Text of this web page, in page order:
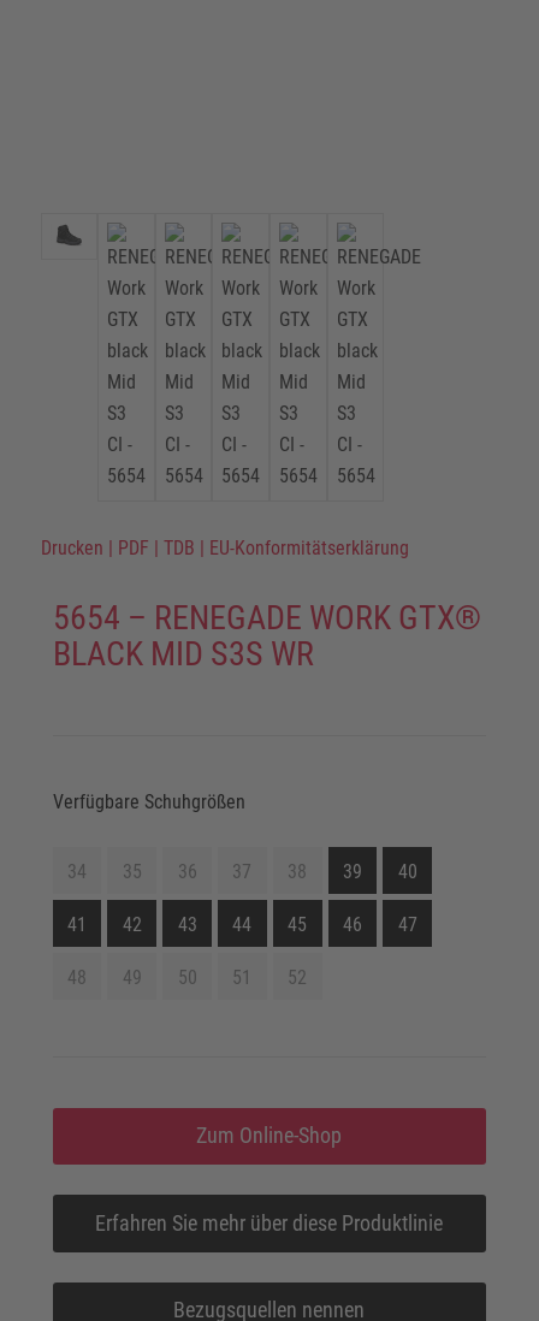
Drucken | PDF | TDB | EU-Konformitätserklärung
5654 – RENEGADE WORK GTX®
BLACK MID S3S WR
Verfügbare Schuhgrößen
34 35 36 37 38 39 40
41 42 43 44 45 46 47
48 49 50 51 52
Zum Online-Shop
Erfahren Sie mehr über diese Produktlinie
Bezugsquellen nennen